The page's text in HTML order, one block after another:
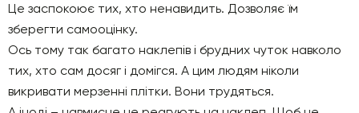
Це заспокоює тих, хто ненавидить. Дозволяє їм
зберегти самооцінку.
Ось тому так багато наклепів і брудних чуток навколо
тих, хто сам досяг і домігся. А цим людям ніколи
викривати мерзенні плітки. Вони трудяться.